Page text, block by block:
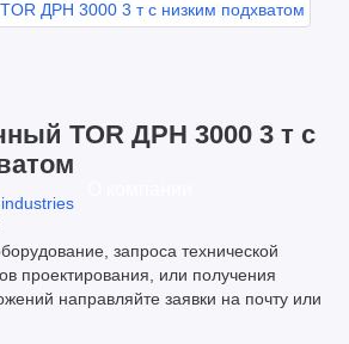
TOR ДРН 3000 3 т с
запроса технической
проектирования, или получения
направляйте заявки на почту или